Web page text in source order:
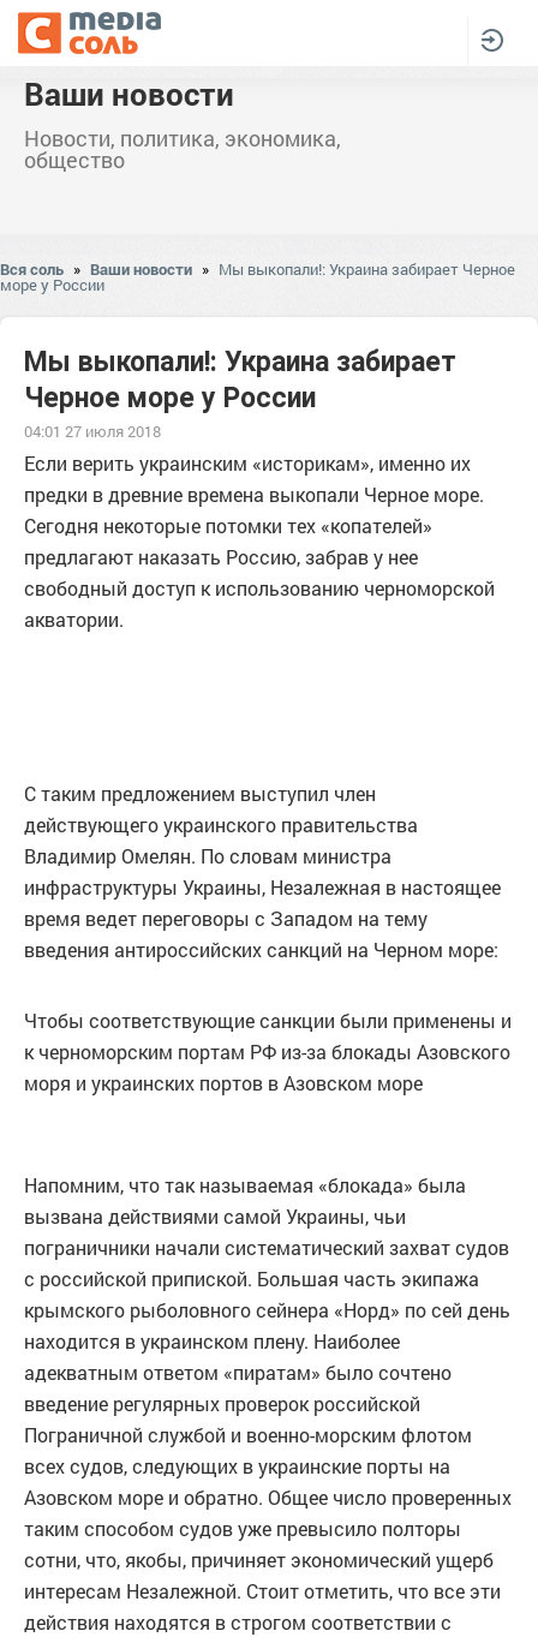
Ваши новости
Новости, политика, экономика,
общество
Вся соль » Ваши новости » Мы выкопали!: Украина забирает Черное
море у России
Мы выкопали!: Украина забирает
Черное море у России
04:01 27 июля 2018
Если верить украинским «историкам», именно их
предки в древние времена выкопали Черное море.
Сегодня некоторые потомки тех «копателей»
предлагают наказать Россию, забрав у нее
свободный доступ к использованию черноморской
акватории.
С таким предложением выступил член
действующего украинского правительства
Владимир Омелян. По словам министра
инфраструктуры Украины, Незалежная в настоящее
время ведет переговоры с Западом на тему
введения антироссийских санкций на Черном море:
Чтобы соответствующие санкции были применены и
к черноморским портам РФ из-за блокады Азовского
моря и украинских портов в Азовском море
Напомним, что так называемая «блокада» была
вызвана действиями самой Украины, чьи
пограничники начали систематический захват судов
с российской припиской. Большая часть экипажа
крымского рыболовного сейнера «Норд» по сей день
находится в украинском плену. Наиболее
адекватным ответом «пиратам» было сочтено
введение регулярных проверок российской
Пограничной службой и военно-морским флотом
всех судов, следующих в украинские порты на
Азовском море и обратно. Общее число проверенных
таким способом судов уже превысило полторы
сотни, что, якобы, причиняет экономический ущерб
интересам Незалежной. Стоит отметить, что все эти
действия находятся в строгом соответствии с